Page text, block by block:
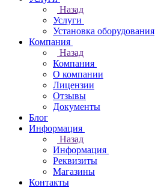
Назад
Услуги
Установка оборудования
Компания
Назад
Компания
О компании
Лицензии
Отзывы
Документы
Блог
Информация
Назад
Информация
Реквизиты
Магазины
Контакты